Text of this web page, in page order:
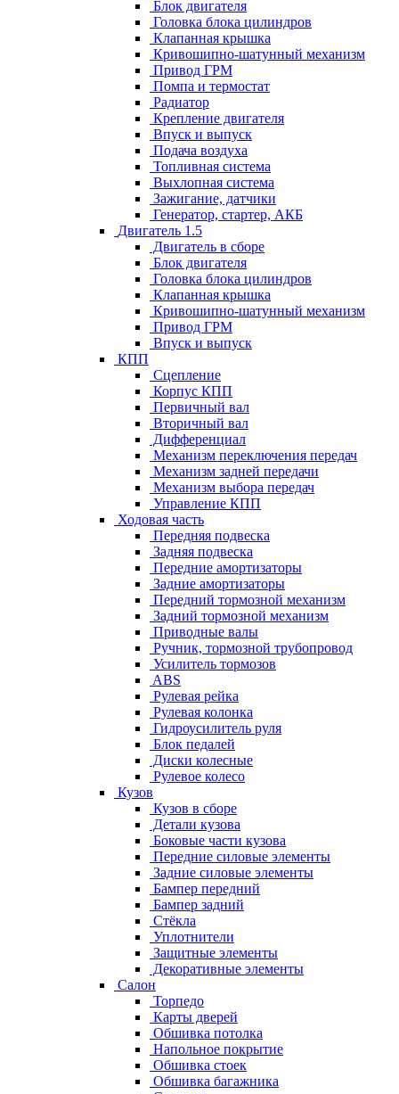
Блок двигателя
Головка блока цилиндров
Клапанная крышка
Кривошипно-шатунный механизм
Привод ГРМ
Помпа и термостат
Радиатор
Крепление двигателя
Впуск и выпуск
Подача воздуха
Топливная система
Выхлопная система
Зажигание, датчики
Генератор, стартер, АКБ
Двигатель 1.5
Двигатель в сборе
Блок двигателя
Головка блока цилиндров
Клапанная крышка
Кривошипно-шатунный механизм
Привод ГРМ
Впуск и выпуск
КПП
Сцепление
Корпус КПП
Первичный вал
Вторичный вал
Дифференциал
Механизм переключения передач
Механизм задней передачи
Механизм выбора передач
Управление КПП
Ходовая часть
Передняя подвеска
Задняя подвеска
Передние амортизаторы
Задние амортизаторы
Передний тормозной механизм
Задний тормозной механизм
Приводные валы
Ручник, тормозной трубопровод
Усилитель тормозов
ABS
Рулевая рейка
Рулевая колонка
Гидроусилитель руля
Блок педалей
Диски колесные
Рулевое колесо
Кузов
Кузов в сборе
Детали кузова
Боковые части кузова
Передние силовые элементы
Задние силовые элементы
Бампер передний
Бампер задний
Стёкла
Уплотнители
Защитные элементы
Декоративные элементы
Салон
Торпедо
Карты дверей
Обшивка потолка
Напольное покрытие
Обшивка стоек
Обшивка багажника